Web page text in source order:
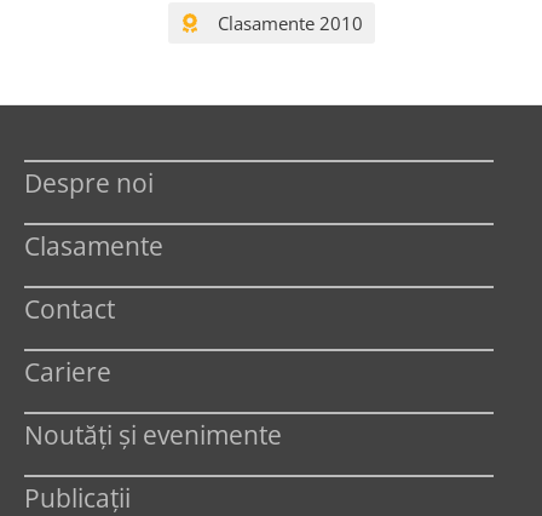
Clasamente 2010
Despre noi
Clasamente
Contact
Cariere
Noutăți și evenimente
Publicații